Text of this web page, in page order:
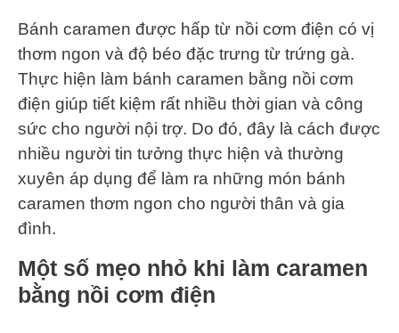
Bánh caramen được hấp từ nồi cơm điện có vị
thơm ngon và độ béo đặc trưng từ trứng gà.
Thực hiện làm bánh caramen bằng nồi cơm
điện giúp tiết kiệm rất nhiều thời gian và công
sức cho người nội trợ. Do đó, đây là cách được
nhiều người tin tưởng thực hiện và thường
xuyên áp dụng để làm ra những món bánh
caramen thơm ngon cho người thân và gia
đình.
Một số mẹo nhỏ khi làm caramen
bằng nồi cơm điện